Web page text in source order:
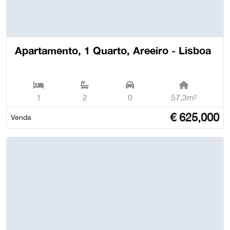
Apartamento, 1 Quarto, Areeiro - Lisboa
1 2 0 57,3m²
Venda €625,000